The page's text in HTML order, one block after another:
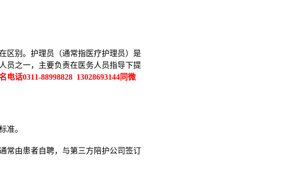
区别。护理员（通常指医疗护理员）是
员之一，主要负责在医务人员指导下提
电话0311-88998828 13028693144同微
准。
常由患者自聘，与第三方陪护公司签订